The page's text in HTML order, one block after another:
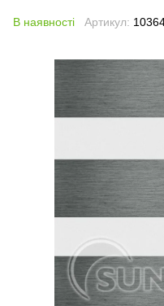
В наявності Артикул: